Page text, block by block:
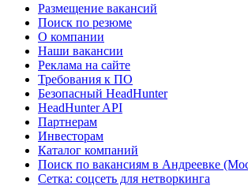
Размещение вакансий
Поиск по резюме
О компании
Наши вакансии
Реклама на сайте
Требования к ПО
Безопасный HeadHunter
HeadHunter API
Партнерам
Инвесторам
Каталог компаний
Поиск по вакансиям в Андреевке
Сетка: соцсеть для нетворкинга